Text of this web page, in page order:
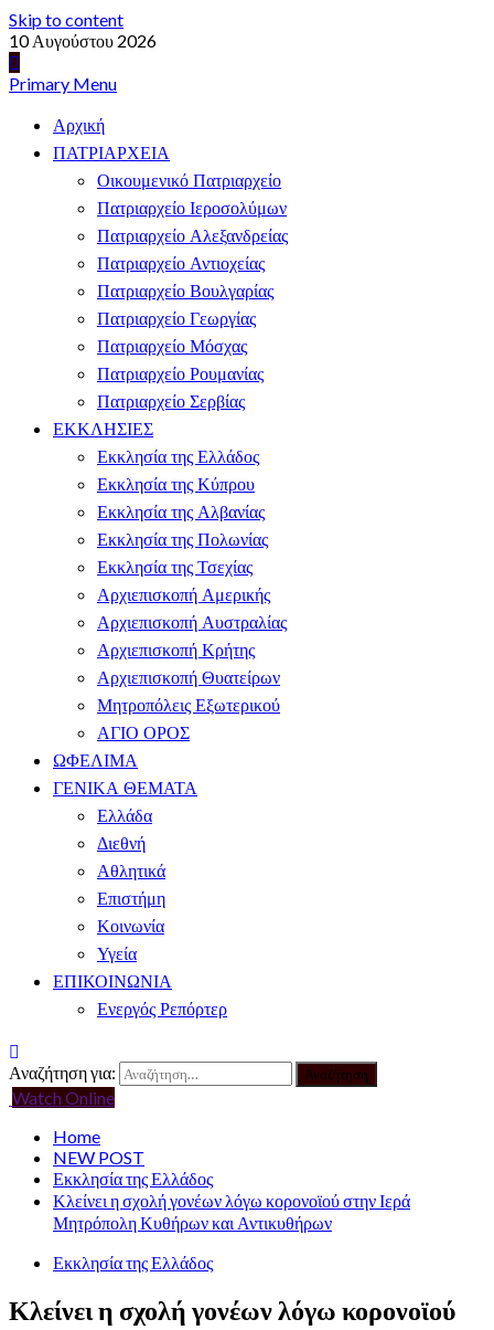
Skip to content
10 Αυγούστου 2026
Primary Menu
Αρχική
ΠΑΤΡΙΑΡΧΕΙΑ
Οικουμενικό Πατριαρχείο
Πατριαρχείο Ιεροσολύμων
Πατριαρχείο Αλεξανδρείας
Πατριαρχείο Αντιοχείας
Πατριαρχείο Βουλγαρίας
Πατριαρχείο Γεωργίας
Πατριαρχείο Μόσχας
Πατριαρχείο Ρουμανίας
Πατριαρχείο Σερβίας
ΕΚΚΛΗΣΙΕΣ
Εκκλησία της Ελλάδος
Εκκλησία της Κύπρου
Εκκλησία της Αλβανίας
Εκκλησία της Πολωνίας
Εκκλησία της Τσεχίας
Αρχιεπισκοπή Αμερικής
Αρχιεπισκοπή Αυστραλίας
Αρχιεπισκοπή Κρήτης
Αρχιεπισκοπή Θυατείρων
Μητροπόλεις Εξωτερικού
ΑΓΙΟ ΟΡΟΣ
ΩΦΕΛΙΜΑ
ΓΕΝΙΚΑ ΘΕΜΑΤΑ
Ελλάδα
Διεθνή
Αθλητικά
Επιστήμη
Κοινωνία
Υγεία
ΕΠΙΚΟΙΝΩΝΙΑ
Ενεργός Ρεπόρτερ
Αναζήτηση για:
Watch Online
Home
NEW POST
Εκκλησία της Ελλάδος
Κλείνει η σχολή γονέων λόγω κορονοϊού στην Ιερά
Μητρόπολη Κυθήρων και Αντικυθήρων
Εκκλησία της Ελλάδος
Κλείνει η σχολή γονέων λόγω κορονοϊού